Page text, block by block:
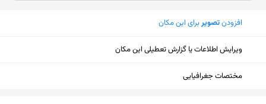
شنبه
یکشنبه
افزودنتصویربرای این مکان
ویرایش اطلاعات یا گزارش تعطیلی این مکان
مختصات جغرافیایی